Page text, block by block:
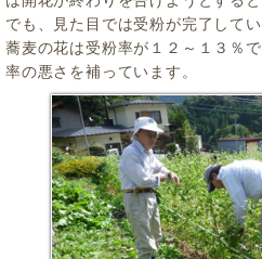
でも、見た目では受粉が完了してい
蕎麦の花は受粉率が１２～１３％
率の悪さを補っています。